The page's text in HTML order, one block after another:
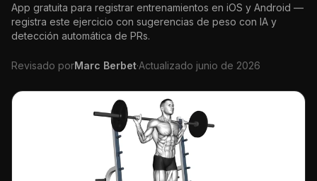
App gratuita para registrar entrenamientos en iOS y Android —
registra este ejercicio con sugerencias de peso con IA y
detección automática de PRs.
Revisado porMarc Berbet·Actualizado junio de 2026